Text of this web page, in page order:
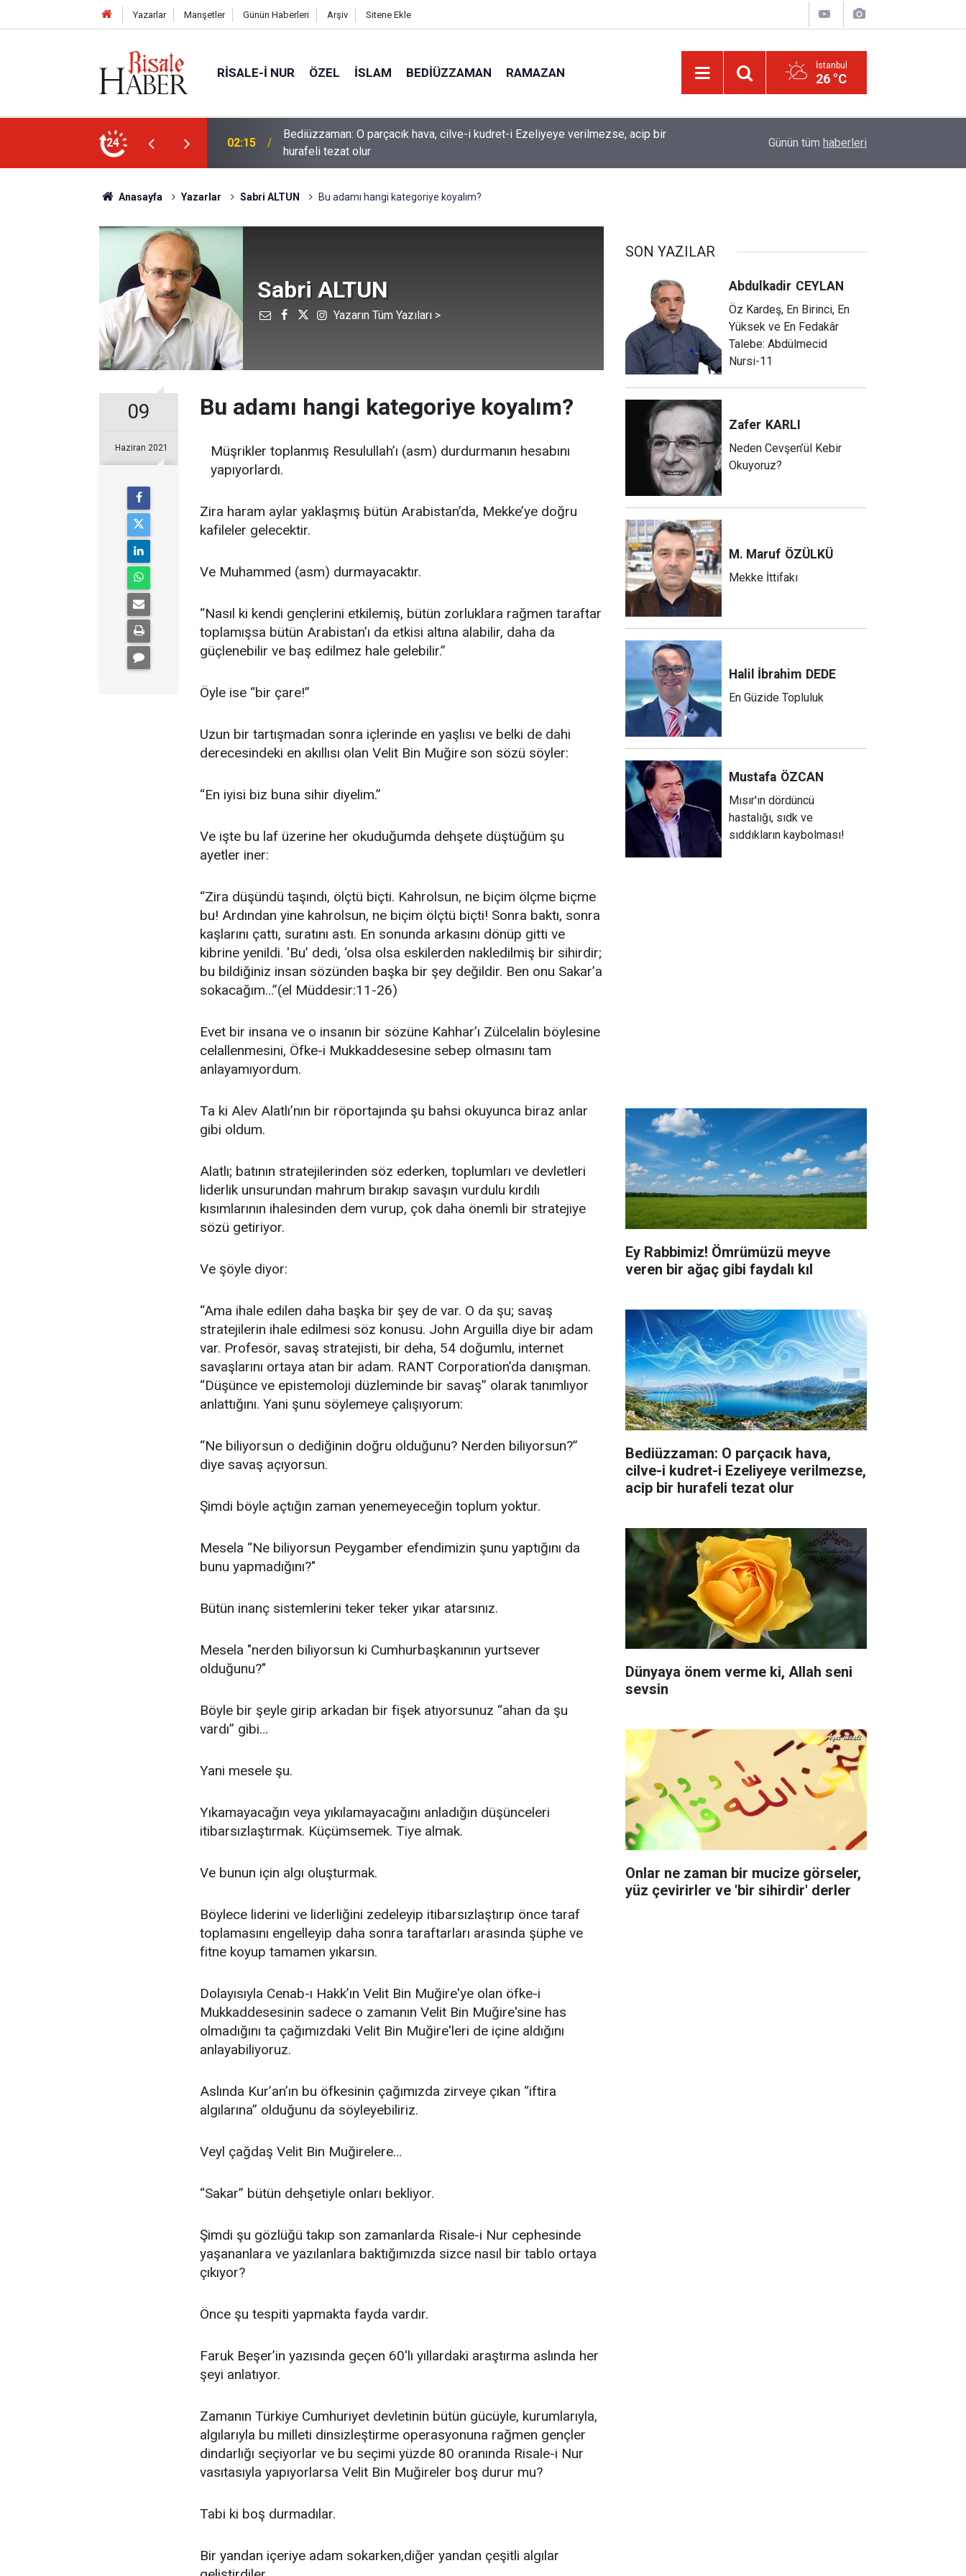
Yazarlar Manşetler Günün Haberleri Arşiv Sitene Ekle
RISALE-I NUR ÖZEL İSLAM BEDIÜZZAMAN RAMAZAN İstanbul
26 °C
24
i kudret-i Ezeliyeye verilmezse, acip bir
01:45 Dünyaya önem verme ki, Allah seni sevsin Onlar ne zaman bir mucize görseler, yüz
Günün tüm haberleri
Anasayfa Yazarlar Sabri ALTUN Bu adamı hangi kategoriye koyalım?
Sabri ALTUN
Yazarın Tüm Yazıları >
09
Haziran 2021
Bu adamı hangi kategoriye koyalım?
Müşrikler toplanmış Resulullah’ı (asm) durdurmanın hesabını
yapıyorlardı.
Zira haram aylar yaklaşmış bütün Arabistan’da, Mekke’ye doğru
kafileler gelecektir.
Ve Muhammed (asm) durmayacaktır.
“Nasıl ki kendi gençlerini etkilemiş, bütün zorluklara rağmen taraftar
toplamışsa bütün Arabistan’ı da etkisi altına alabilir, daha da
güçlenebilir ve baş edilmez hale gelebilir.”
Öyle ise “bir çare!”
Uzun bir tartışmadan sonra içlerinde en yaşlısı ve belki de dahi
derecesindeki en akıllısı olan Velit Bin Muğire son sözü söyler:
“En iyisi biz buna sihir diyelim.”
Ve işte bu laf üzerine her okuduğumda dehşete düştüğüm şu
ayetler iner:
“Zira düşündü taşındı, ölçtü biçti. Kahrolsun, ne biçim ölçme biçme
bu! Ardından yine kahrolsun, ne biçim ölçtü biçti! Sonra baktı, sonra
kaşlarını çattı, suratını astı. En sonunda arkasını dönüp gitti ve
kibrine yenildi. 'Bu’ dedi, ‘olsa olsa eskilerden nakledilmiş bir sihirdir;
bu bildiğiniz insan sözünden başka bir şey değildir. Ben onu Sakar’a
sokacağım…”(el Müddesir:11-26)
Evet bir insana ve o insanın bir sözüne Kahhar’ı Zülcelalin böylesine
celallenmesini, Öfke-i Mukkaddesesine sebep olmasını tam
anlayamıyordum.
Ta ki Alev Alatlı’nın bir röportajında şu bahsi okuyunca biraz anlar
gibi oldum.
Alatlı; batının stratejilerinden söz ederken, toplumları ve devletleri
liderlik unsurundan mahrum bırakıp savaşın vurdulu kırdılı
kısımlarının ihalesinden dem vurup, çok daha önemli bir stratejiye
sözü getiriyor.
Ve şöyle diyor:
“Ama ihale edilen daha başka bir şey de var. O da şu; savaş
stratejilerin ihale edilmesi söz konusu. John Arguilla diye bir adam
var. Profesör, savaş stratejisti, bir deha, 54 doğumlu, internet
savaşlarını ortaya atan bir adam. RANT Corporation’da danışman.
“Düşünce ve epistemoloji düzleminde bir savaş” olarak tanımlıyor
anlattığını. Yani şunu söylemeye çalışıyorum:
“Ne biliyorsun o dediğinin doğru olduğunu? Nerden biliyorsun?”
diye savaş açıyorsun.
Şimdi böyle açtığın zaman yenemeyeceğin toplum yoktur.
Mesela “Ne biliyorsun Peygamber efendimizin şunu yaptığını da
bunu yapmadığını?"
Bütün inanç sistemlerini teker teker yıkar atarsınız.
Mesela "nerden biliyorsun ki Cumhurbaşkanının yurtsever
olduğunu?"
Böyle bir şeyle girip arkadan bir fişek atıyorsunuz “ahan da şu
vardı” gibi…
Yani mesele şu.
Yıkamayacağın veya yıkılamayacağını anladığın düşünceleri
itibarsızlaştırmak. Küçümsemek. Tiye almak.
Ve bunun için algı oluşturmak.
Böylece liderini ve liderliğini zedeleyip itibarsızlaştırıp önce taraf
toplamasını engelleyip daha sonra taraftarları arasında şüphe ve
fitne koyup tamamen yıkarsın.
Dolayısıyla Cenab-ı Hakk’ın Velit Bin Muğire'ye olan öfke-i
Mukkaddesesinin sadece o zamanın Velit Bin Muğire'sine has
olmadığını ta çağımızdaki Velit Bin Muğire'leri de içine aldığını
anlayabiliyoruz.
Aslında Kur’an’ın bu öfkesinin çağımızda zirveye çıkan “iftira
algılarına” olduğunu da söyleyebiliriz.
Veyl çağdaş Velit Bin Muğirelere…
“Sakar” bütün dehşetiyle onları bekliyor.
Şimdi şu gözlüğü takıp son zamanlarda Risale-i Nur cephesinde
yaşananlara ve yazılanlara baktığımızda sizce nasıl bir tablo ortaya
çıkıyor?
Önce şu tespiti yapmakta fayda vardır.
Faruk Beşer’in yazısında geçen 60'lı yıllardaki araştırma aslında her
şeyi anlatıyor.
Zamanın Türkiye Cumhuriyet devletinin bütün gücüyle, kurumlarıyla,
algılarıyla bu milleti dinsizleştirme operasyonuna rağmen gençler
dindarlığı seçiyorlar ve bu seçimi yüzde 80 oranında Risale-i Nur
vasıtasıyla yapıyorlarsa Velit Bin Muğireler boş durur mu?
Tabi ki boş durmadılar.
Bir yandan içeriye adam sokarken,diğer yandan çeşitli algılar
SON YAZILAR
Abdulkadir CEYLAN
Öz Kardeş, En Birinci, En
Yüksek ve En Fedakâr
Talebe: Abdülmecid
Nursi-11
Zafer KARLI
Neden Cevşen’ül Kebir
Okuyoruz?
M. Maruf ÖZÜLKÜ
Mekke İttifakı
Halil İbrahim DEDE
En Güzide Topluluk
Mustafa ÖZCAN
Mısır'ın dördüncü
hastalığı, sıdk ve
sıddıkların kaybolması!
Ey Rabbimiz! Ömrümüzü meyve
veren bir ağaç gibi faydalı kıl
Bediüzzaman: O parçacık hava,
cilve-i kudret-i Ezeliyeye verilmezse,
acip bir hurafeli tezat olur
Dünyaya önem verme ki, Allah seni
sevsin
Onlar ne zaman bir mucize görseler,
yüz çevirirler ve 'bir sihirdir' derler